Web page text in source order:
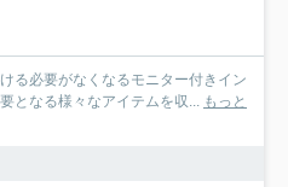
る必要がなくなるモニター付きイン
となる様々なアイテムを収... もっと